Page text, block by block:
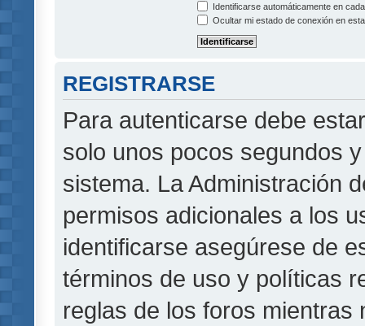
Identificarse automáticamente en
Ocultar mi estado de conexión en
REGISTRARSE
Para autenticarse debe
solo unos pocos segundos
sistema. La Administración
permisos adicionales a los
identificarse asegúrese de
términos de uso y políticas
reglas de los foros mientras